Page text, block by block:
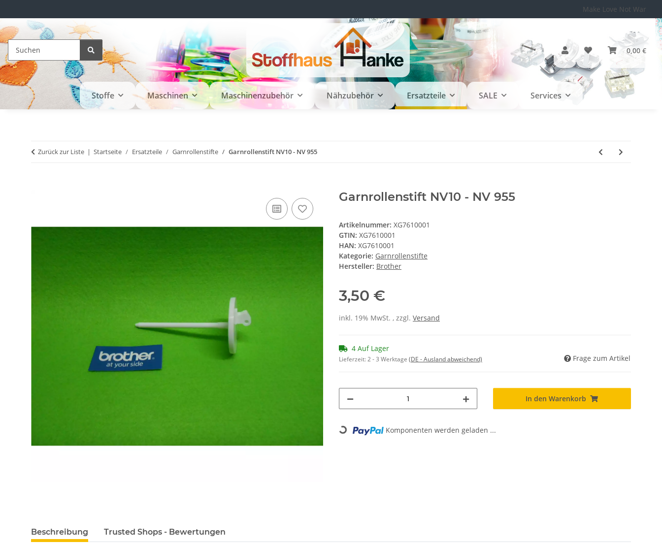
Make Love Not War
0,00 €
Stoffe Maschinen Maschinenzubehör Nähzubehör Ersatzteile SALE Services
Zurück zur Liste Startseite Ersatzteile Garnrollenstifte Garnrollenstift NV10 - NV 955
Garnrollenstift NV10 - NV 955
Artikelnummer: XG7610001
GTIN: XG7610001
HAN: XG7610001
Kategorie: Garnrollenstifte
Hersteller: Brother
3,50 €
inkl. 19% MwSt. , zzgl. Versand
4 Auf Lager
Lieferzeit:2 - 3 Werktage (DE - Ausland abweichend) Frage zum Artikel
In den Warenkorb
Loading... Komponenten werden geladen ...
Beschreibung Trusted Shops - Bewertungen